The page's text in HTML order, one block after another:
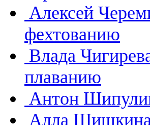
Алексей
фехтованию
Влада
плаванию
Антон
Алла